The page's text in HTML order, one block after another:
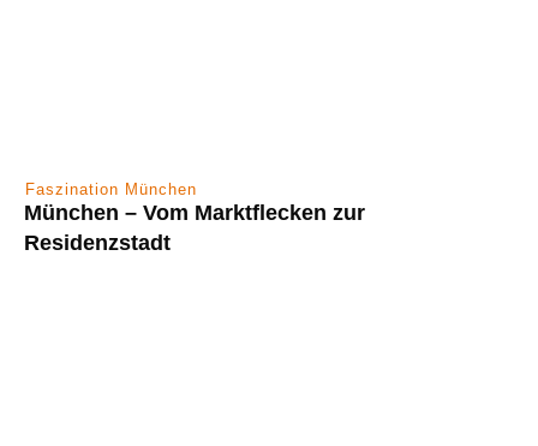
Faszination München
München – Vom Marktflecken zur
Residenzstadt